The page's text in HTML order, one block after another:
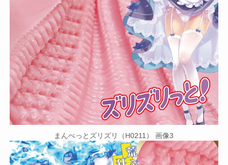
まんぺっとズリズリ（H0211） 画像3